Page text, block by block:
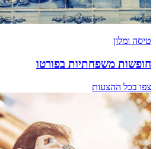
טיסה ומלון
חופשות משפחתיות בפורטו
צפו בכל ההצעות